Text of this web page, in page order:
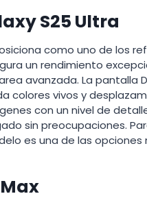
S25 Ultra
como uno de los
un rendimiento
avanzada. La pantalla
colores vivos y
con un nivel de
sin preocupaciones.
es una de las